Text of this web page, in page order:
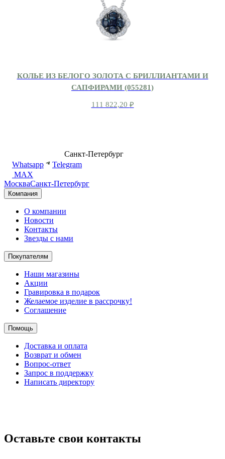
КОЛЬЕ ИЗ БЕЛОГО ЗОЛОТА С БРИЛЛИАНТАМИ И
САПФИРАМИ (055281)
111 822,20 ₽
Санкт-Петербург
Whatsapp
Telegram
MAX
МоскваСанкт-Петербург
Компания
О компании
Новости
Контакты
Звезды с нами
Покупателям
Наши магазины
Акции
Гравировка в подарок
Желаемое изделие в рассрочку!
Соглашение
Помощь
Доставка и оплата
Возврат и обмен
Вопрос-ответ
Запрос в поддержку
Написать директору
Оставьте свои контакты